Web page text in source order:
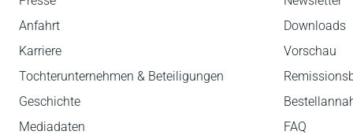
Prüfungsvorbereitung und leistet auch als
Reinhold Kampmann, Wissenschaftsjournalist
Anfahrt
Karriere
Tochterunternehmen & Beteiligungen
Geschichte
Mediadaten
Downloads
Vorschau
FAQ